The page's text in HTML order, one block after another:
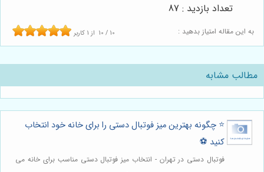
به این مقاله امتیاز بدهید : 10 / 10 از 1 کاربر
تعداد بازدید : 87
مطالب مشابه
⭐️ چگونه بهترین میز فوتبال دستی را برای خانه خود انتخاب
کنید ⚽️
فوتبال دستی در تهران - انتخاب میز فوتبال دستی مناسب برای خانه می